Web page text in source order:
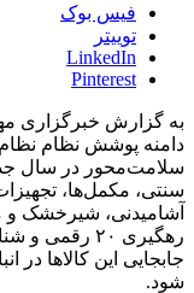
فیس بوک
توییتر
LinkedIn
Pinterest
به گزارش خبرگزاری
دامنه پوشش نظام نظام
سلامت‌محور در سال
سنتی، مکمل‌ها،
آشامیدنی، شیرخشک و
جابجایی این کالاها در
شود.